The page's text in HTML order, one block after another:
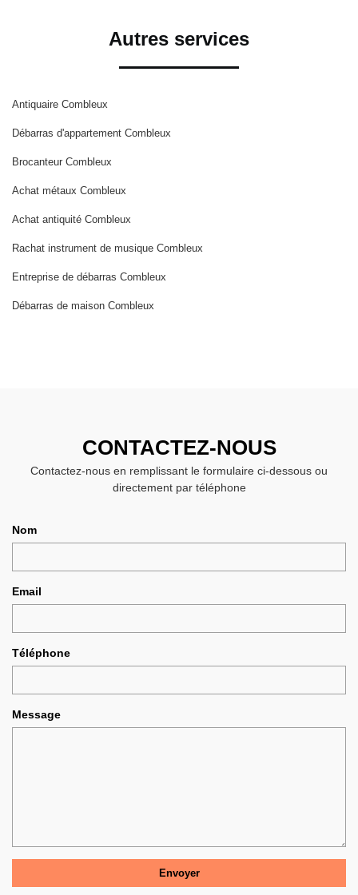
Autres services
Antiquaire Combleux
Débarras d'appartement Combleux
Brocanteur Combleux
Achat métaux Combleux
Achat antiquité Combleux
Rachat instrument de musique Combleux
Entreprise de débarras Combleux
Débarras de maison Combleux
CONTACTEZ-NOUS
Contactez-nous en remplissant le formulaire ci-dessous ou
directement par téléphone
Nom
Email
Téléphone
Message